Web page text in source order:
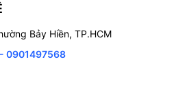
Bảy Hiền, TP.HCM
0901497568